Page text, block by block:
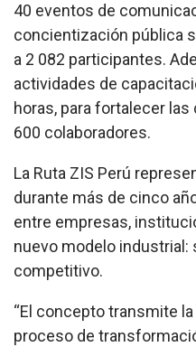
40 eventos de
concientización pública
a 2 082 participantes.
actividades de
horas, para fortalecer
600 colaboradores.
La Ruta ZIS Perú
durante más de cinco
entre empresas,
nuevo modelo
competitivo.
“El concepto transmite
proceso de